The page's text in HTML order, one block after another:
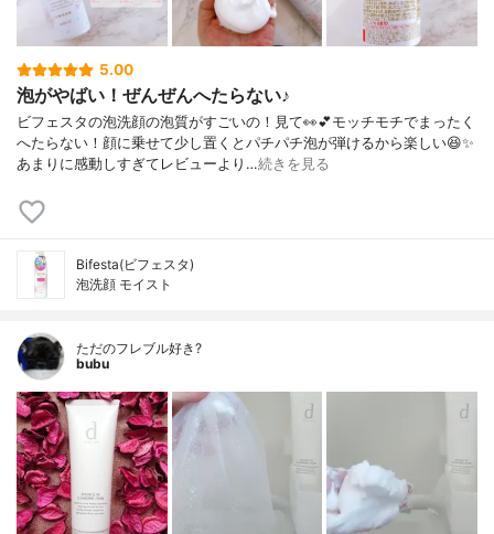
5.00
泡がやばい！ぜんぜんへたらない♪
ビフェスタの泡洗顔の泡質がすごいの！見て👀💕モッチモチでまったく
へたらない！顔に乗せて少し置くとパチパチ泡が弾けるから楽しい😆✨
あまりに感動しすぎてレビューより…続きを見る
Bifesta(ビフェスタ)
泡洗顔 モイスト
ただのフレブル好き?
bubu